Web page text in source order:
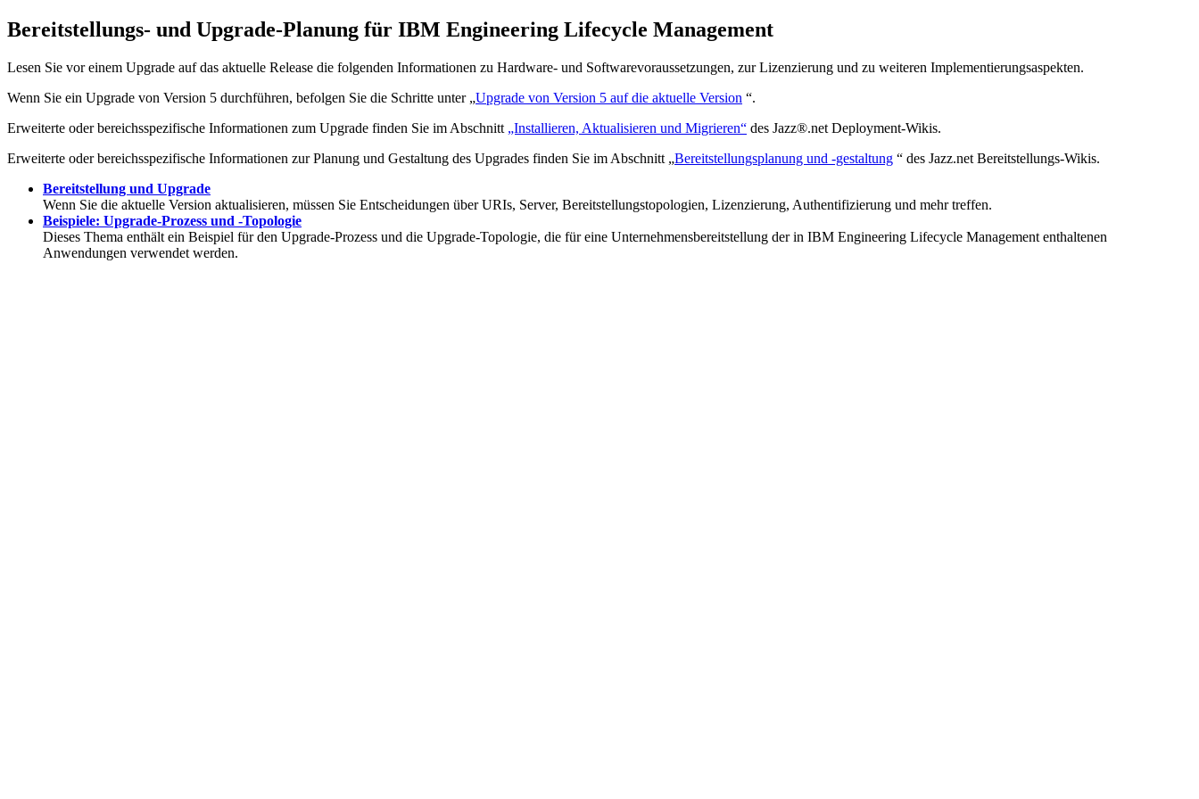
Bereitstellungs- und Upgrade-Planung für IBM Engineering Lifecycle Management
Lesen Sie vor einem Upgrade auf das aktuelle Release die folgenden Informationen zu Hardware- und Softwarevoraussetzungen, zur Lizenzierung und zu weiteren Implementierungsaspekten.
Wenn Sie ein Upgrade von Version 5 durchführen, befolgen Sie die Schritte unter „Upgrade von Version 5 auf die aktuelle Version “.
Erweiterte oder bereichsspezifische Informationen zum Upgrade finden Sie im Abschnitt „Installieren, Aktualisieren und Migrieren“ des Jazz®.net Deployment-Wikis.
Erweiterte oder bereichsspezifische Informationen zur Planung und Gestaltung des Upgrades finden Sie im Abschnitt „Bereitstellungsplanung und -gestaltung “ des Jazz.net Bereitstellungs-Wikis.
Bereitstellung und Upgrade
Wenn Sie die aktuelle Version aktualisieren, müssen Sie Entscheidungen über URIs, Server, Bereitstellungstopologien, Lizenzierung, Authentifizierung und mehr treffen.
Beispiele: Upgrade-Prozess und -Topologie
Dieses Thema enthält ein Beispiel für den Upgrade-Prozess und die Upgrade-Topologie, die für eine Unternehmensbereitstellung der in IBM Engineering Lifecycle Management enthaltenen
Anwendungen verwendet werden.